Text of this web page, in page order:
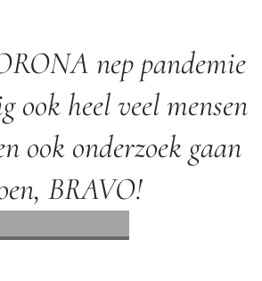
nep pandemie
ook heel veel mensen
ook onderzoek gaan
BRAVO!